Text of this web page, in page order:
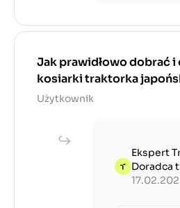
Jak prawidłowo dobrać i
kosiarki traktorka
Użytkownik
Ekspert
Doradca